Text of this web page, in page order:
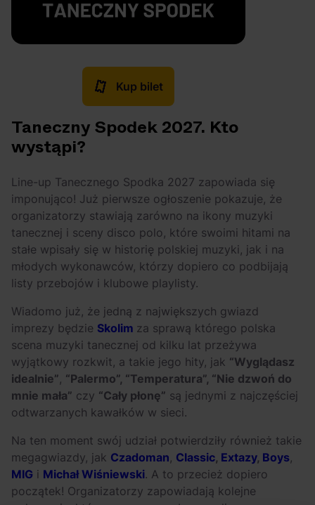
Kup bilet
Taneczny Spodek 2027. Kto
wystąpi?
Line-up Tanecznego Spodka 2027 zapowiada się
imponująco! Już pierwsze ogłoszenie pokazuje, że
organizatorzy stawiają zarówno na ikony muzyki
tanecznej i sceny disco polo, które swoimi hitami na
stałe wpisały się w historię polskiej muzyki, jak i na
młodych wykonawców, którzy dopiero co podbijają
listy przebojów i klubowe playlisty.
Wiadomo już, że jedną z największych gwiazd
imprezy będzie Skolim za sprawą którego polska
scena muzyki tanecznej od kilku lat przeżywa
wyjątkowy rozkwit, a takie jego hity, jak “Wyglądasz
idealnie” “Palermo”, “Temperatura”, “Nie dzwoń do
mnie mała” czy “Cały płonę” są jednymi z najczęściej
odtwarzanych kawałków w sieci.
Na ten moment swój udział potwierdziły również takie
megagwiazdy, jak Czadoman Classic Extazy, Boys
MIG i Michał Wiśniewski. A to przecież dopiero
początek! Organizatorzy zapowiadają kolejne